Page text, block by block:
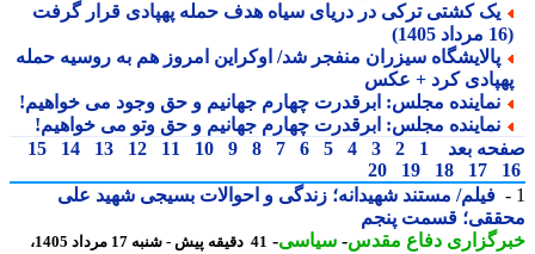
یک کشتی ترکی در دریای سیاه هدف حمله پهپادی قرار گرفت
پالایشگاه سیزران منفجر شد/ اوکراین امروز هم به روسیه حمله
کرد + عکس
نماینده مجلس: ابرقدرت چهارم جهانیم و حق وجود می خواهیم!
نماینده مجلس: ابرقدرت چهارم جهانیم و حق وتو می خواهیم!
بعد
1
2
3
4
5
6
7
8
9
10
11
12
13
14
15
17
18
19
20
فیلم/ مستند شهیدانه؛ زندگی و احوالات بسیجی شهید علی
قسمت پنجم
دفاع مقدس-سیاسی-
41 دقیقه پیش - شنبه 17 مرداد 1405،